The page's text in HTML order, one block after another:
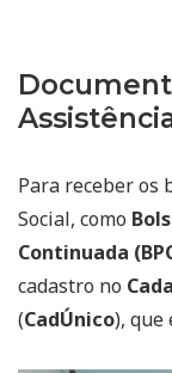
Para receber os
Social, como
Continuada
cadastro no
(CadÚnico), que